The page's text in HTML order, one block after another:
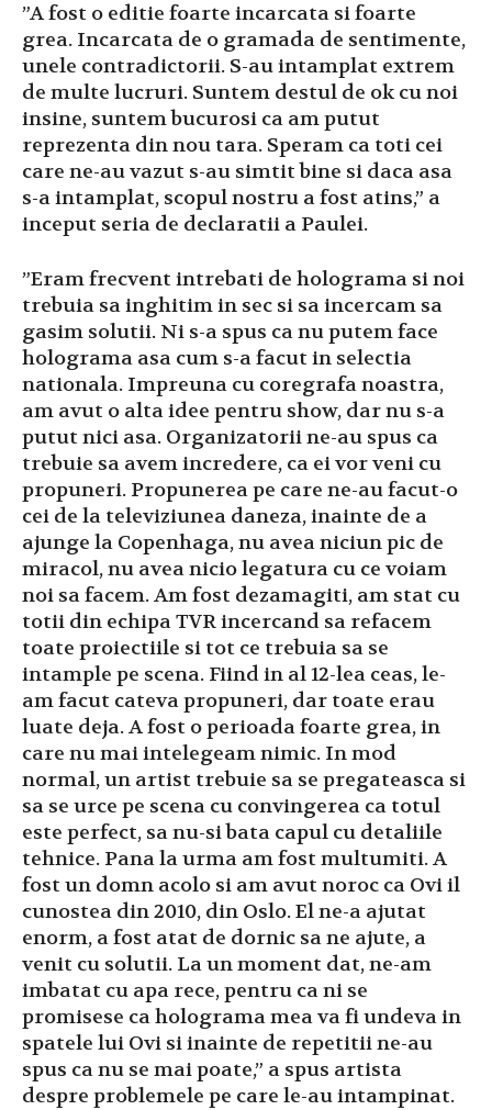
”A fost o editie foarte incarcata si foarte
grea. Incarcata de o gramada de sentimente,
unele contradictorii. S-au intamplat extrem
de multe lucruri. Suntem destul de ok cu noi
insine, suntem bucurosi ca am putut
reprezenta din nou tara. Speram ca toti cei
care ne-au vazut s-au simtit bine si daca asa
s-a intamplat, scopul nostru a fost atins,” a
inceput seria de declaratii a Paulei.
”Eram frecvent intrebati de holograma si noi
trebuia sa inghitim in sec si sa incercam sa
gasim solutii. Ni s-a spus ca nu putem face
holograma asa cum s-a facut in selectia
nationala. Impreuna cu coregrafa noastra,
am avut o alta idee pentru show, dar nu s-a
putut nici asa. Organizatorii ne-au spus ca
trebuie sa avem incredere, ca ei vor veni cu
propuneri. Propunerea pe care ne-au facut-o
cei de la televiziunea daneza, inainte de a
ajunge la Copenhaga, nu avea niciun pic de
miracol, nu avea nicio legatura cu ce voiam
noi sa facem. Am fost dezamagiti, am stat cu
totii din echipa TVR incercand sa refacem
toate proiectiile si tot ce trebuia sa se
intample pe scena. Fiind in al 12-lea ceas, le-
am facut cateva propuneri, dar toate erau
luate deja. A fost o perioada foarte grea, in
care nu mai intelegeam nimic. In mod
normal, un artist trebuie sa se pregateasca si
sa se urce pe scena cu convingerea ca totul
este perfect, sa nu-si bata capul cu detaliile
tehnice. Pana la urma am fost multumiti. A
fost un domn acolo si am avut noroc ca Ovi il
cunostea din 2010, din Oslo. El ne-a ajutat
enorm, a fost atat de dornic sa ne ajute, a
venit cu solutii. La un moment dat, ne-am
imbatat cu apa rece, pentru ca ni se
promisese ca holograma mea va fi undeva in
spatele lui Ovi si inainte de repetitii ne-au
spus ca nu se mai poate,” a spus artista
despre problemele pe care le-au intampinat.